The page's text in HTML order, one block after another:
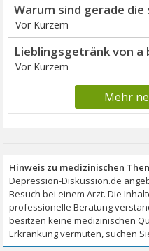
Warum sind gerade
Vor Kurzem
Lieblingsgetränk von a
Vor Kurzem
Mehr